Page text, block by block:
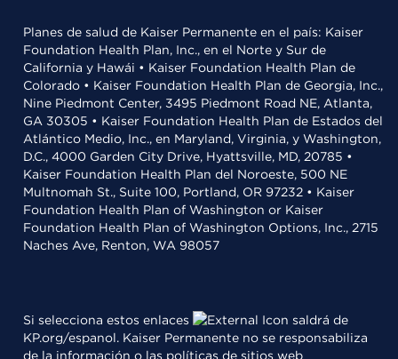
Planes de salud de Kaiser Permanente en el país: Kaiser
Foundation Health Plan, Inc., en el Norte y Sur de
California y Hawái • Kaiser Foundation Health Plan de
Colorado • Kaiser Foundation Health Plan de Georgia, Inc.,
Nine Piedmont Center, 3495 Piedmont Road NE, Atlanta,
GA 30305 • Kaiser Foundation Health Plan de Estados del
Atlántico Medio, Inc., en Maryland, Virginia, y Washington,
D.C., 4000 Garden City Drive, Hyattsville, MD, 20785 •
Kaiser Foundation Health Plan del Noroeste, 500 NE
Multnomah St., Suite 100, Portland, OR 97232 • Kaiser
Foundation Health Plan of Washington or Kaiser
Foundation Health Plan of Washington Options, Inc., 2715
Naches Ave, Renton, WA 98057
Si selecciona estos enlaces
saldrá de
KP.org/espanol. Kaiser Permanente no se responsabiliza
de la información o las políticas de sitios web